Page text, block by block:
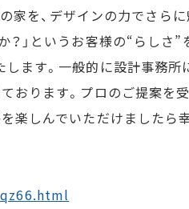
家を、デザインの力でさら
？」というお客様の“らしさ
ます。一般的に設計事務
おります。プロのご提案を
楽しんでいただけましたら